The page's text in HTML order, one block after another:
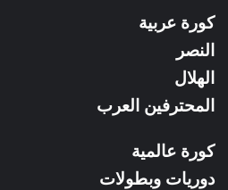
كورة عربية
النصر
الهلال
المحترفين العرب
كورة عالمية
دوريات وبطولات